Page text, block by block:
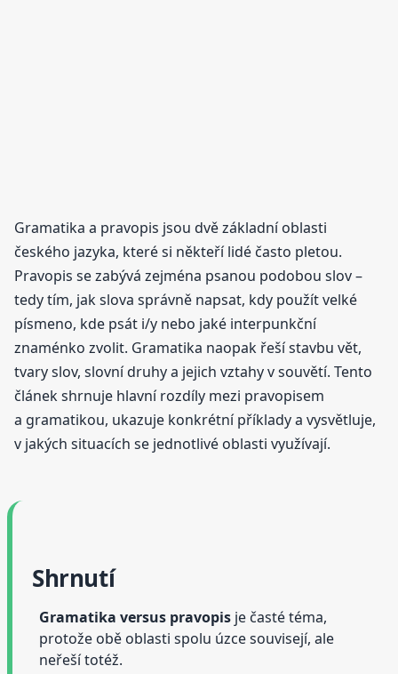
Gramatika a pravopis jsou dvě základní oblasti
českého jazyka, které si někteří lidé často pletou.
Pravopis se zabývá zejména psanou podobou slov –
tedy tím, jak slova správně napsat, kdy použít velké
písmeno, kde psát i/y nebo jaké interpunkční
znaménko zvolit. Gramatika naopak řeší stavbu vět,
tvary slov, slovní druhy a jejich vztahy v souvětí. Tento
článek shrnuje hlavní rozdíly mezi pravopisem
a gramatikou, ukazuje konkrétní příklady a vysvětluje,
v jakých situacích se jednotlivé oblasti využívají.
Shrnutí
Gramatika versus pravopis je časté téma,
protože obě oblasti spolu úzce souvisejí, ale
neřeší totéž.